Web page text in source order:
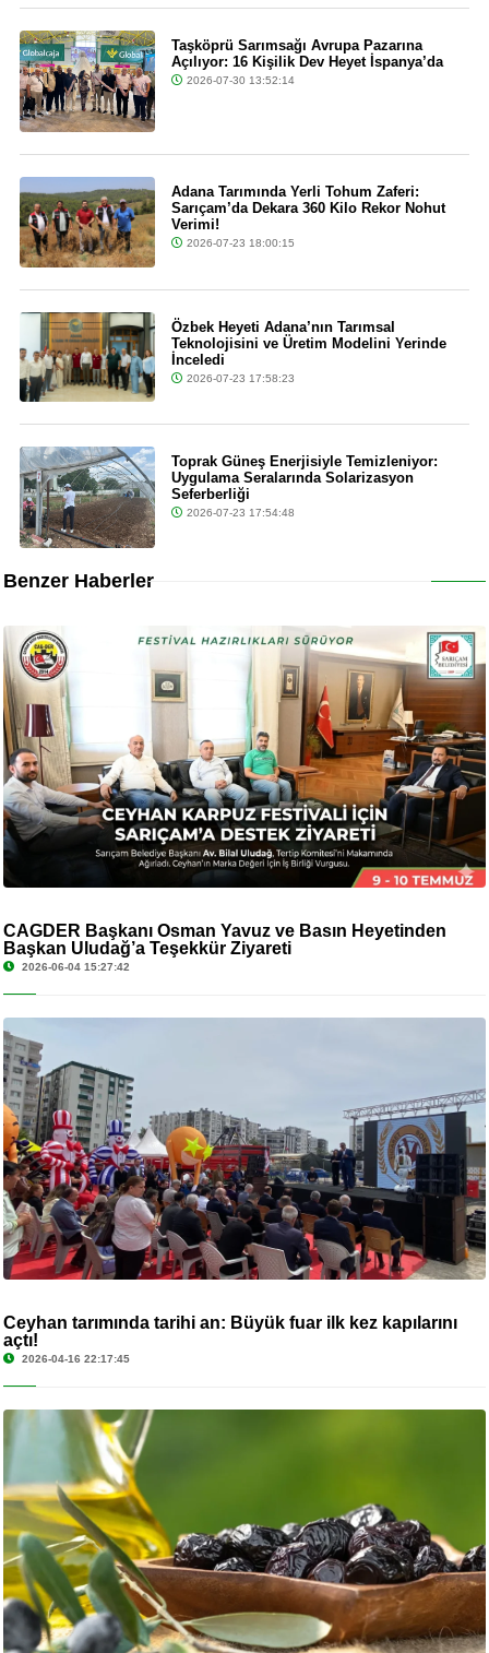
Taşköprü Sarımsağı Avrupa Pazarına
Açılıyor: 16 Kişilik Dev Heyet İspanya’da
2026-07-30 13:52:14
Adana Tarımında Yerli Tohum Zaferi:
Sarıçam’da Dekara 360 Kilo Rekor Nohut
Verimi!
2026-07-23 18:00:15
Özbek Heyeti Adana’nın Tarımsal
Teknolojisini ve Üretim Modelini Yerinde
İnceledi
2026-07-23 17:58:23
Toprak Güneş Enerjisiyle Temizleniyor:
Uygulama Seralarında Solarizasyon
Seferberliği
2026-07-23 17:54:48
Benzer Haberler
CAGDER Başkanı Osman Yavuz ve Basın Heyetinden
Başkan Uludağ’a Teşekkür Ziyareti
2026-06-04 15:27:42
Ceyhan tarımında tarihi an: Büyük fuar ilk kez kapılarını
açtı!
2026-04-16 22:17:45